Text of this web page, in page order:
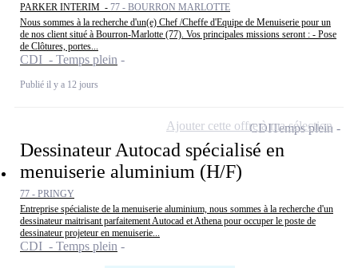
PARKER INTERIM - 77 - BOURRON MARLOTTE
Nous sommes à la recherche d'un(e) Chef /Cheffe d'Equipe de Menuiserie pour un
de nos client situé à Bourron-Marlotte (77). Vos principales missions seront : - Pose
de Clôtures, portes...
CDI - Temps plein
Publié il y a 12 jours
Dessinateur Autocad spécialisé en
menuiserie aluminium (H/F)
77 - PRINGY
Entreprise spécialiste de la menuiserie aluminium, nous sommes à la recherche d'un
dessinateur maitrisant parfaitement Autocad et Athena pour occuper le poste de
dessinateur projeteur en menuiserie...
CDI - Temps plein
CDITemps plein
Ajouter cette offre à ma sélection